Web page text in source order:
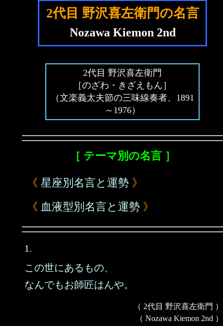
2代目 野沢喜左衛門の名言
Nozawa Kiemon 2nd
2代目 野沢喜左衛門
［のざわ・きざえもん］
（文楽義太夫節の三味線奏者、1891
～1976）
［ テーマ別の名言 ］
《 星座別名言と運勢 》
《 血液型別名言と運勢 》
1.
この世にあるもの、
なんでもお師匠はんや。
（ 2代目 野沢喜左衛門 ）
（ Nozawa Kiemon 2nd ）